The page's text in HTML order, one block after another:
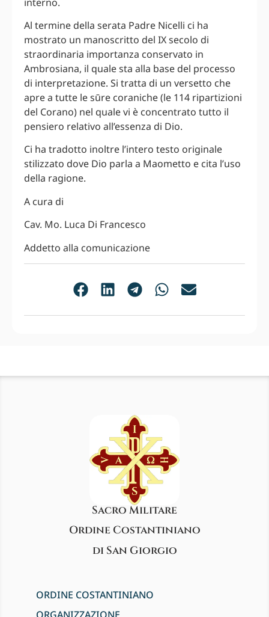
Al termine della serata Padre Nicelli ci ha
mostrato un manoscritto del IX secolo di
straordinaria importanza conservato in
Ambrosiana, il quale sta alla base del processo
di interpretazione. Si tratta di un versetto che
apre a tutte le sūre coraniche (le 114 ripartizioni
del Corano) nel quale vi è concentrato tutto il
pensiero relativo all’essenza di Dio.
Ci ha tradotto inoltre l’intero testo originale
stilizzato dove Dio parla a Maometto e cita l’uso
della ragione.
A cura di
Cav. Mo. Luca Di Francesco
Addetto alla comunicazione
Sacro Militare
Ordine Costantiniano
di San Giorgio
ORDINE COSTANTINIANO